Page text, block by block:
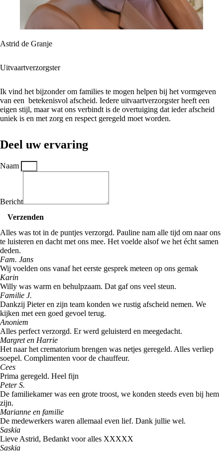
Astrid de Granje
Uitvaartverzorgster
Ik vind het bijzonder om families te mogen helpen bij het vormgeven
van een betekenisvol afscheid. Iedere uitvaartverzorgster heeft een
eigen stijl, maar wat ons verbindt is de overtuiging dat ieder afscheid
uniek is en met zorg en respect geregeld moet worden.
Deel uw ervaring
Naam
Bericht
Verzenden
Alles was tot in de puntjes verzorgd. Pauline nam alle tijd om naar ons
te luisteren en dacht met ons mee. Het voelde alsof we het écht samen
deden.
Fam. Jans
Wij voelden ons vanaf het eerste gesprek meteen op ons gemak
Karin
Willy was warm en behulpzaam. Dat gaf ons veel steun.
Familie J.
Dankzij Pieter en zijn team konden we rustig afscheid nemen. We
kijken met een goed gevoel terug.
Anoniem
Alles perfect verzorgd. Er werd geluisterd en meegedacht.
Margret en Harrie
Het naar het crematorium brengen was netjes geregeld. Alles verliep
soepel. Complimenten voor de chauffeur.
Cees
Prima geregeld. Heel fijn
Peter S.
De familiekamer was een grote troost, we konden steeds even bij hem
zijn.
Marianne en familie
De medewerkers waren allemaal even lief. Dank jullie wel.
Saskia
Lieve Astrid, Bedankt voor alles XXXXX
Saskia